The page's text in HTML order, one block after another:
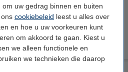
uw gedrag binnen en buiten
cookiebeleid leest u alles over
en hoe u uw voorkeuren kunt
om akkoord te gaan. Kiest u
we alleen functionele en
we technieken die daarop
is maandag in huis
Bestellen